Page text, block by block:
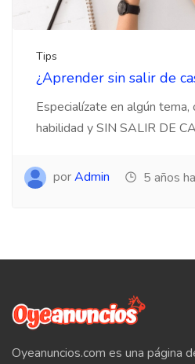
Tips
¿Aprender sin salir de
Especialízate en algún tema,
habilidad y SIN SALIR DE
porAdmin 5 años
Oyeanuncios.com es una página